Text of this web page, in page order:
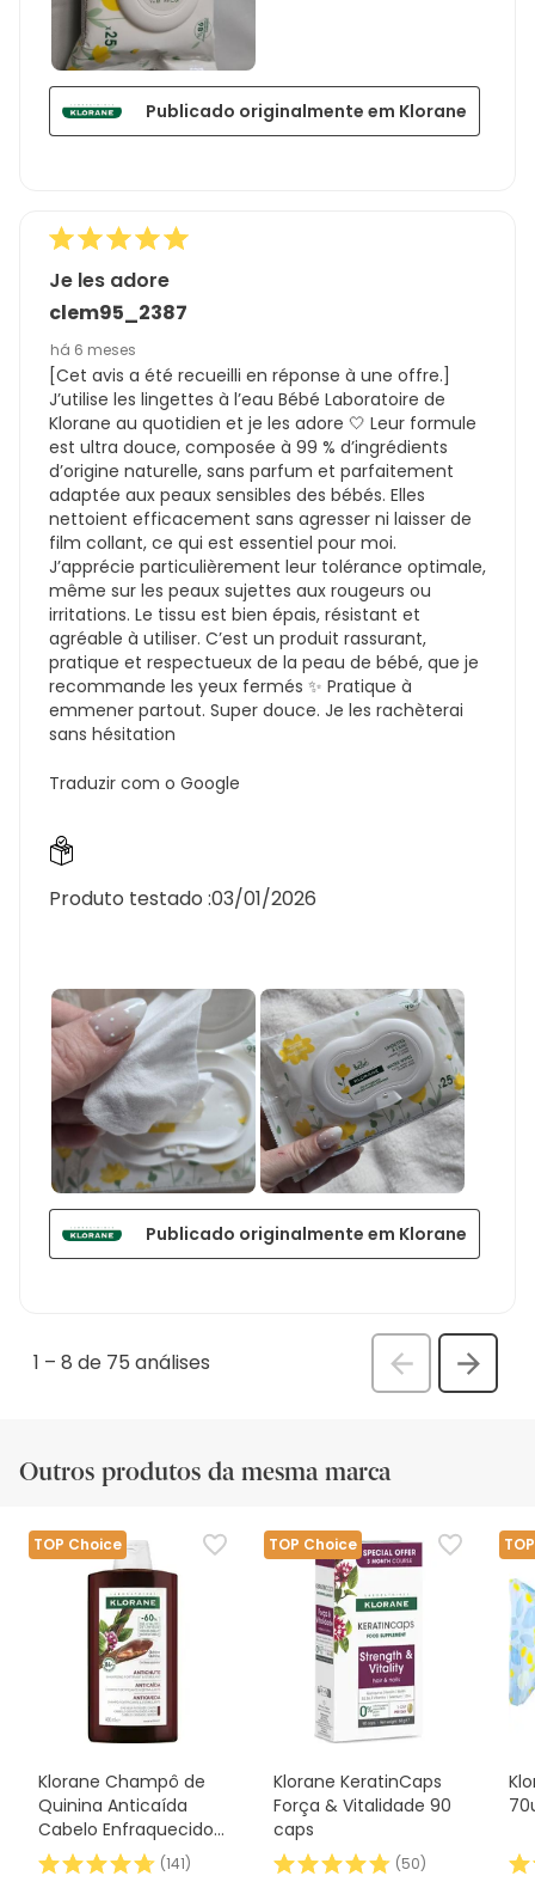
Publicado originalmente em Klorane
Je les adore
clem95_2387
há 6 meses
[Cet avis a été recueilli en réponse à une offre.]
J’utilise les lingettes à l’eau Bébé Laboratoire de
Klorane au quotidien et je les adore 🤍 Leur formule
est ultra douce, composée à 99 % d’ingrédients
d’origine naturelle, sans parfum et parfaitement
adaptée aux peaux sensibles des bébés. Elles
nettoient efficacement sans agresser ni laisser de
film collant, ce qui est essentiel pour moi.
J’apprécie particulièrement leur tolérance optimale,
même sur les peaux sujettes aux rougeurs ou
irritations. Le tissu est bien épais, résistant et
agréable à utiliser. C’est un produit rassurant,
pratique et respectueux de la peau de bébé, que je
recommande les yeux fermés ✨ Pratique à
emmener partout. Super douce. Je les rachèterai
sans hésitation
Traduzir com o Google
Produto testado :03/01/2026
Publicado originalmente em Klorane
1 – 8 de 75 análises
Anterior
Outros produtos da mesma marca
TOP Choice
Klorane Champô de
Quinina Anticaída
Cabelo Enfraquecido
400 ml
(141)
TOP Choice
Klorane KeratinCaps
Força & Vitalidade 90
caps
(50)